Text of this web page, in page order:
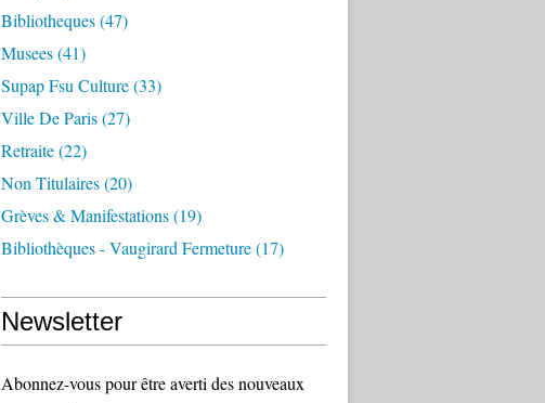
Bibliotheques(47)
Musees(41)
Supap Fsu Culture(33)
Ville De Paris(27)
Retraite(22)
Non Titulaires(20)
Grèves & Manifestations(19)
Bibliothèques - Vaugirard Fermeture(17)
Newsletter
Abonnez-vous pour être averti des nouveaux